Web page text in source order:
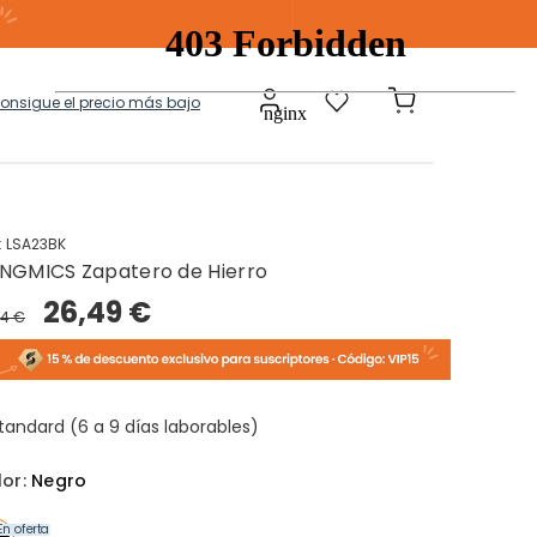
el precio más bajo
Modulares
Ropa Sucia Baules Ottoman
LSA23BK
Zapatero de Hierro
€ 26,49 €
(6 a 9 días laborables)
Negro
oferta